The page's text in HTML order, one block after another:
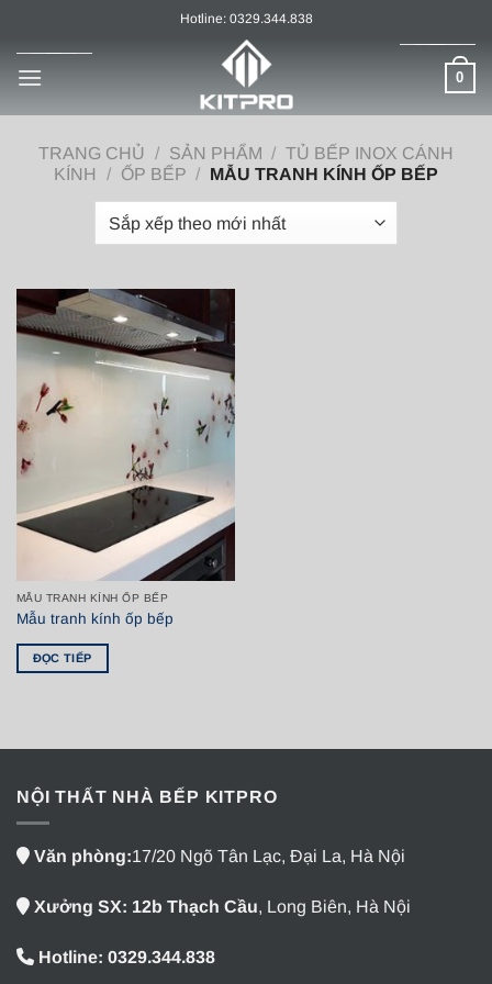
nội
Hotline: 0329.344.838
0
TRANG CHỦ / SẢN PHẨM / TỦ BẾP INOX CÁNH
KÍNH
/ ỐP BẾP / MẪU TRANH KÍNH ỐP BẾP
MẪU TRANH KÍNH ỐP BẾP
Mẫu tranh kính ốp bếp
ĐỌC TIẾP
NỘI THẤT NHÀ BẾP KITPRO
Văn phòng:17/20 Ngõ Tân Lạc, Đại La, Hà Nội
Xưởng SX: 12b Thạch Cầu, Long Biên, Hà Nội
Hotline: 0329.344.838